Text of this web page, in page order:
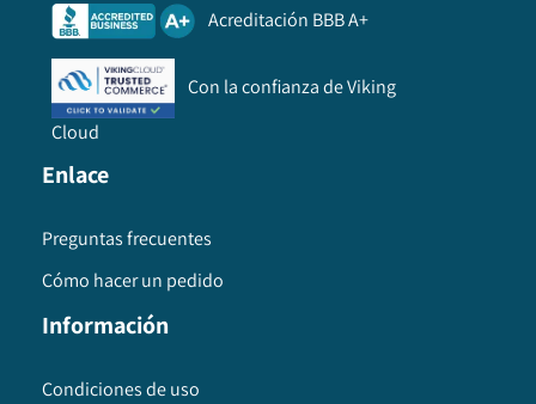
Acreditación BBB A+
Con la confianza de Viking
Cloud
Enlace
Preguntas frecuentes
Cómo hacer un pedido
Información
Condiciones de uso